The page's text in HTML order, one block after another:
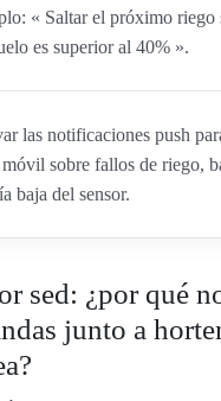
« Saltar el próximo riego
es superior al 40% ».
las notificaciones push
sobre fallos de riego,
baja del sensor.
sed: ¿por qué
junto a